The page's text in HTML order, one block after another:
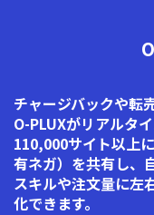
チャージバックや転
O-PLUXがリアルタ
110,000サイト以上
有ネガ）を共有し、
スキルや注文量に左
化できます。